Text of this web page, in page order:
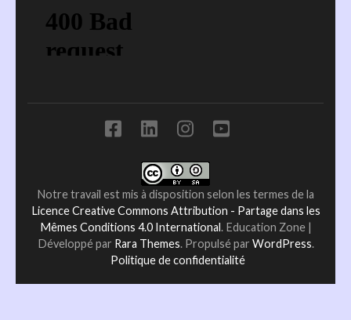
Notre travail est mis à disposition selon les termes de la
Licence Creative Commons Attribution - Partage dans les
Mêmes Conditions 4.0 International. Education Zone |
Développé par Rara Themes. Propulsé par WordPress.
Politique de confidentialité